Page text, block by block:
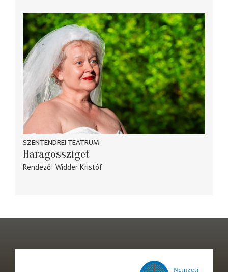
SZENTENDREI TEÁTRUM
Haragossziget
Rendező Widder Kristóf